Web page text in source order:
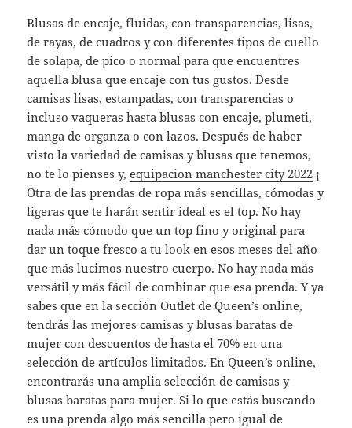
Blusas de encaje, fluidas, con transparencias, lisas,
de rayas, de cuadros y con diferentes tipos de cuello
de solapa, de pico o normal para que encuentres
aquella blusa que encaje con tus gustos. Desde
camisas lisas, estampadas, con transparencias o
incluso vaqueras hasta blusas con encaje, plumeti,
manga de organza o con lazos. Después de haber
visto la variedad de camisas y blusas que tenemos,
no te lo pienses y,equipacion manchester city 2022 ¡
Otra de las prendas de ropa más sencillas, cómodas y
ligeras que te harán sentir ideal es el top. No hay
nada más cómodo que un top fino y original para
dar un toque fresco a tu look en esos meses del año
que más lucimos nuestro cuerpo. No hay nada más
versátil y más fácil de combinar que esa prenda. Y ya
sabes que en la sección Outlet de Queen’s online,
tendrás las mejores camisas y blusas baratas de
mujer con descuentos de hasta el 70% en una
selección de artículos limitados. En Queen’s online,
encontrarás una amplia selección de camisas y
blusas baratas para mujer. Si lo que estás buscando
es una prenda algo más sencilla pero igual de